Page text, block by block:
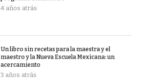
4 años atrás
Un libro sin recetas para la maestra y el
maestro y la Nueva Escuela Mexicana: un
acercamiento
3 años atrás